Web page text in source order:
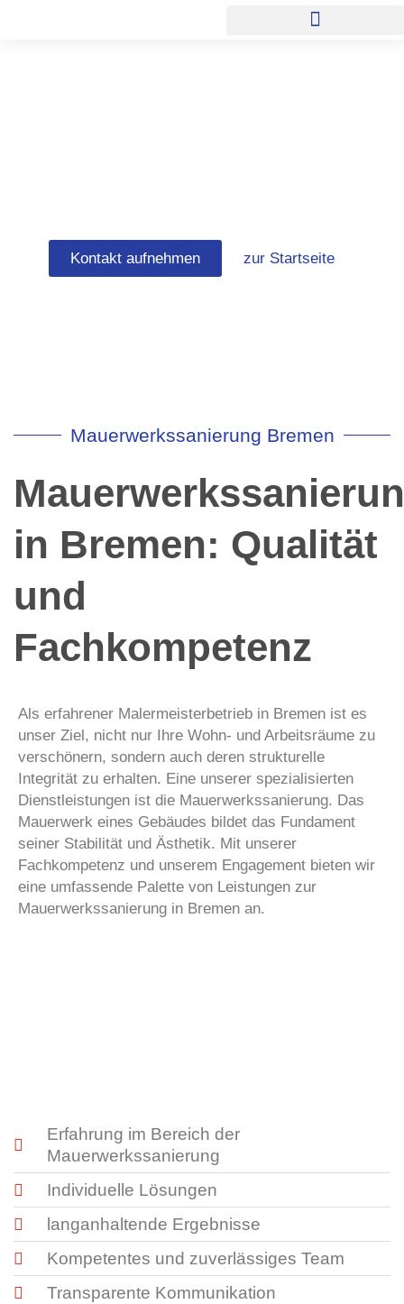
Kontakt aufnehmen zur Startseite
Mauerwerkssanierung Bremen
in Bremen: Qualität
und
Fachkompetenz
Als erfahrener Malermeisterbetrieb in Bremen ist es
unser Ziel, nicht nur Ihre Wohn- und Arbeitsräume zu
verschönern, sondern auch deren strukturelle
Integrität zu erhalten. Eine unserer spezialisierten
Dienstleistungen ist die Mauerwerkssanierung. Das
Mauerwerk eines Gebäudes bildet das Fundament
seiner Stabilität und Ästhetik. Mit unserer
Fachkompetenz und unserem Engagement bieten wir
eine umfassende Palette von Leistungen zur
Mauerwerkssanierung in Bremen an.
Erfahrung im Bereich der
Mauerwerkssanierung
Individuelle Lösungen
langanhaltende Ergebnisse
Kompetentes und zuverlässiges Team
Transparente Kommunikation